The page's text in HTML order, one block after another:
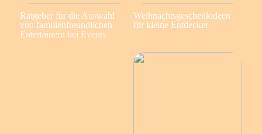
Ratgeber für die Auswahl
von familienfreundlichen
Entertainern bei Events
Weihnachtsgeschenkideen
für kleine Entdecker